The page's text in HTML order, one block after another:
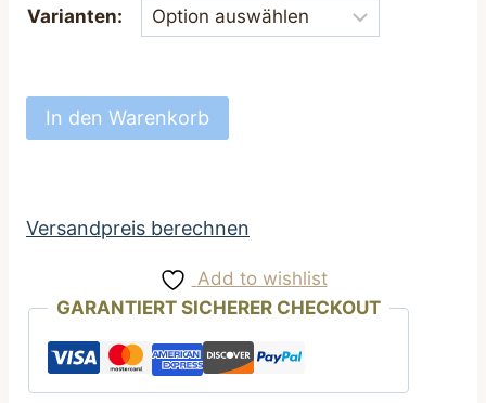
Varianten:
Futterbeutel
Leckerli
mit
Menge
In den Warenkorb
Versandpreis berechnen
Add to wishlist
GARANTIERT SICHERER CHECKOUT